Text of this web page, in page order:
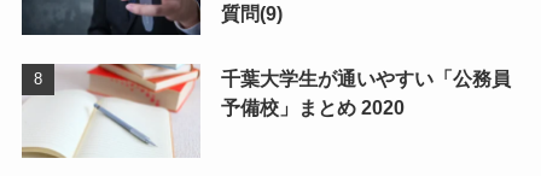
質問(9)
千葉大学生が通いやすい「公務員
予備校」まとめ 2020